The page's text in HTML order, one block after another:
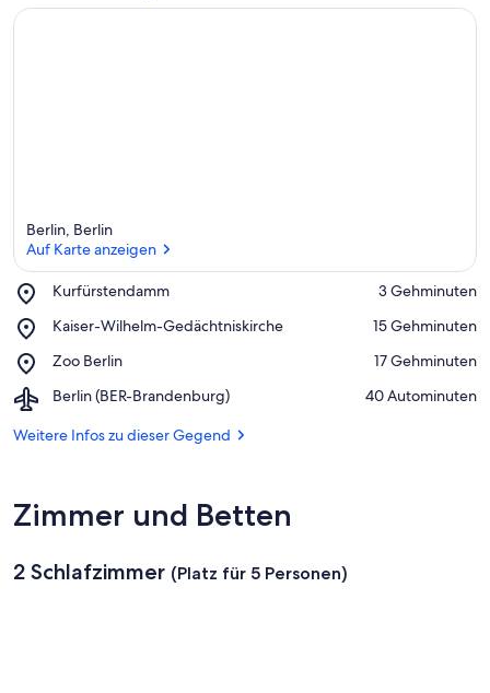
Berlin, Berlin
Auf Karte anzeigen
Kurfürstendamm
Place,
‪3 Gehminuten‬
Kaiser-Wilhelm-Gedächtniskirche
Place,
Wilhelm-
‪15 Gehminuten‬
Zoo Berlin
Place,
Berlin
‪17 Gehminuten‬
Berlin (BER-Brandenburg)
Airport,
(BER-
‪40 Autominuten‬
Weitere Infos zu dieser Gegend
Zimmer und Betten
2 Schlafzimmer (Platz für 5 Personen)